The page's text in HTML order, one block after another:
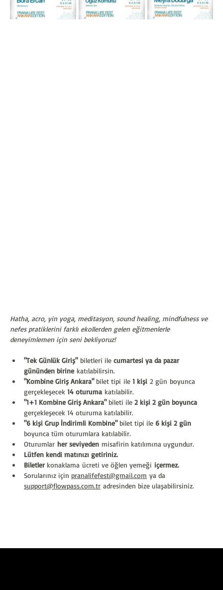
Hatha, acro, yin yoga, meditasyon, sound healing, mindfulness ve
nefes pratiklerini farklı ekollerden gelen eğitmenlerle
deneyimlemen için seni bekliyoruz!
"Tek Günlük Giriş" biletleri ile cumartesi ya da pazar
gününden birine katılabilirsin.
"Kombine Giriş Ankara" bilet tipi ile 1 kişi 2 gün boyunca
gerçekleşecek 14 oturuma katılabilir.
"1+1 Kombine Giriş Ankara" bileti ile 2 kişi 2 gün boyunca
gerçekleşecek 14 oturuma katılabilir.
"6 kişi Grup İndirimli Kombine" bilet tipi ile 6 kişi 2 gün
boyunca tüm oturumlara katılabilir.
Oturumlar her seviyeden misafirin katılımına uygundur.
Lütfen kendi matınızı getiriniz.
Biletler konaklama ücreti ve öğlen yemeği içermez.
Sorularınız için pranalifefest@gmail.com ya da
support@flowpass.com.tr adresinden bize ulaşabilirsiniz.